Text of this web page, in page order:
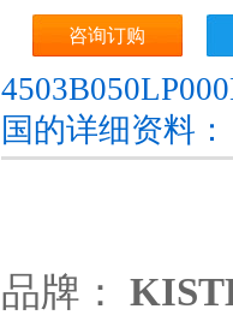
咨询订购
国的详细资料：
品牌：